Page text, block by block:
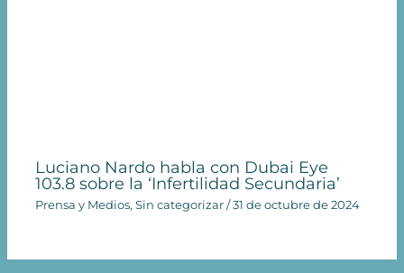
Luciano Nardo habla con Dubai Eye
103.8 sobre la ‘Infertilidad Secundaria’
Prensa y Medios,Sin categorizar /31 de octubre de 2024